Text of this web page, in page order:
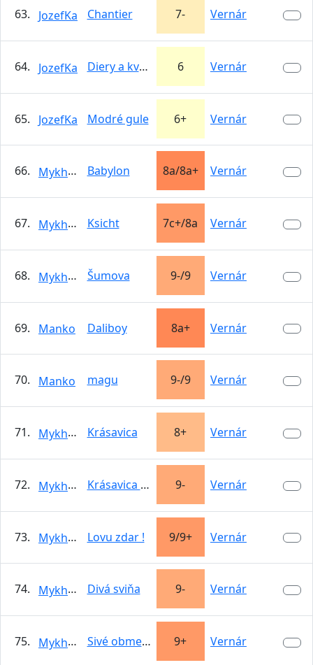
63. JozefKa Chantier 7- Vernár
64. JozefKa Diery a kvety 6 Vernár
65. JozefKa Modré gule 6+ Vernár
66. Mykhailo Babylon 8a/8a+ Vernár
67. Mykhailo Ksicht 7c+/8a Vernár
68. Mykhailo Šumova 9-/9 Vernár
69. Manko Daliboy 8a+ Vernár
70. Manko magu 9-/9 Vernár
71. Mykhailo Krásavica 8+ Vernár
72. Mykhailo Krásavica direct 9- Vernár
73. Mykhailo Lovu zdar ! 9/9+ Vernár
74. Mykhailo Divá sviňa 9- Vernár
75. Mykhailo Sivé obmedzenia 9+ Vernár